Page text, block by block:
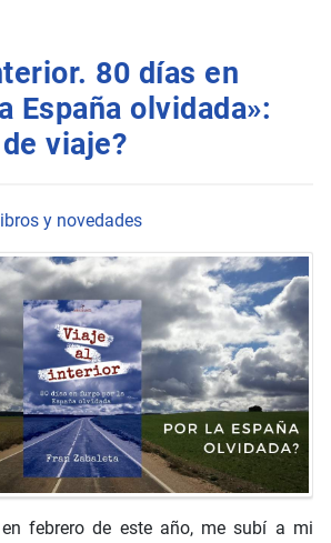
80 días en
España olvidada»:
viaje?
y novedades
febrero de este año, me subí a mi